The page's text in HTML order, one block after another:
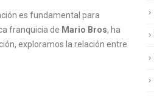
es fundamental para
franquicia de Mario Bros, ha
exploramos la relación entre